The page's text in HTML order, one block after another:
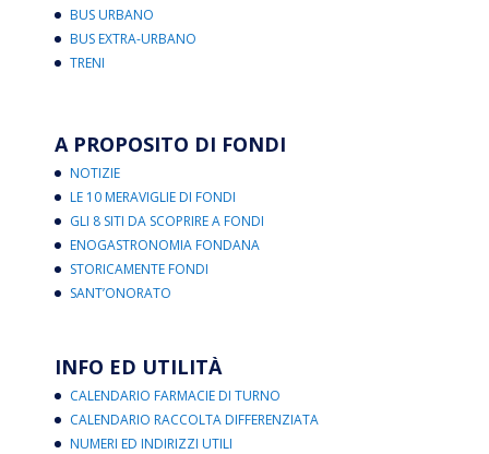
BUS URBANO
BUS EXTRA-URBANO
TRENI
A PROPOSITO DI FONDI
NOTIZIE
LE 10 MERAVIGLIE DI FONDI
GLI 8 SITI DA SCOPRIRE A FONDI
ENOGASTRONOMIA FONDANA
STORICAMENTE FONDI
SANT’ONORATO
INFO ED UTILITÀ
CALENDARIO FARMACIE DI TURNO
CALENDARIO RACCOLTA DIFFERENZIATA
NUMERI ED INDIRIZZI UTILI